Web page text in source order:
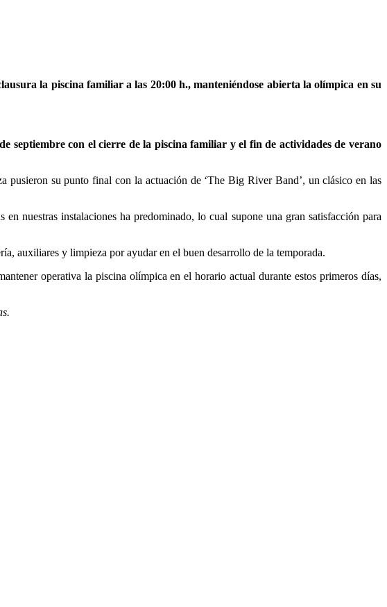
la piscina familiar a las 20:00 h., manteniéndose abierta la olímpica en su
septiembre con el cierre de la piscina familiar y el fin de actividades de verano
pusieron su punto final con la actuación de ‘The Big River Band’, un clásico en las
nuestras instalaciones ha predominado, lo cual supone una gran satisfacción para
auxiliares y limpieza por ayudar en el buen desarrollo de la temporada.
operativa la piscina olímpica en el horario actual durante estos primeros días,